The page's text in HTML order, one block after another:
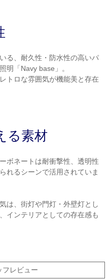
る、耐久性・防水性の高いパ
明「Navy base」。
トロな雰囲気が機能美と存在
る素材
ボネートは耐衝撃性、透明性
れるシーンで活用されていま
は、街灯や門灯・外壁灯とし
インテリアとしての存在感も
フレビュー